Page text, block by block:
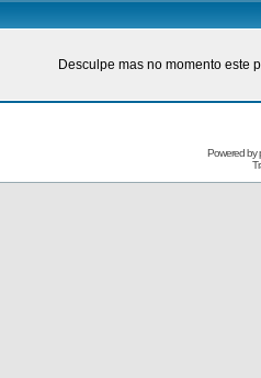
Desculpe mas no momento este
Powered by